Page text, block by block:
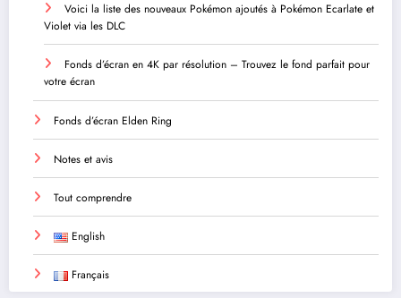
Voici la liste des nouveaux Pokémon ajoutés à Pokémon Ecarlate et
Violet via les DLC
Fonds d’écran en 4K par résolution – Trouvez le fond parfait pour
votre écran
Fonds d’écran Elden Ring
Notes et avis
Tout comprendre
English
Français